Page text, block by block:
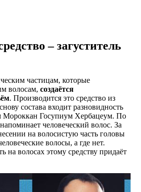
– загуститель
частицам, которые
волосам, создаётся
. Производится это средство из
состава входит разновидность
Мороккан Госупиум Хербацеум. По
человеческий волос. За
на волосистую часть головы
волосы, а где нет.
на волосах этому средству придаёт